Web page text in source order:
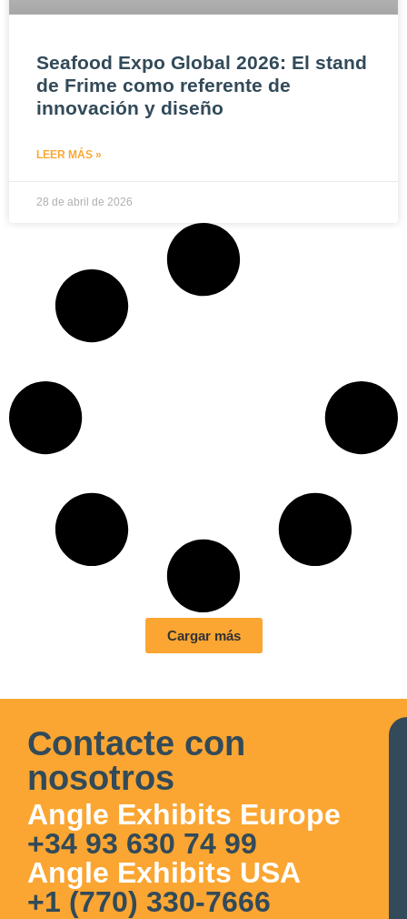
Seafood Expo Global 2026: El stand
de Frime como referente de
innovación y diseño
LEER MÁS »
28 de abril de 2026
Cargar más
Contacte con
nosotros
Angle Exhibits Europe
+34 93 630 74 99
Angle Exhibits USA
+1 (770) 330-7666